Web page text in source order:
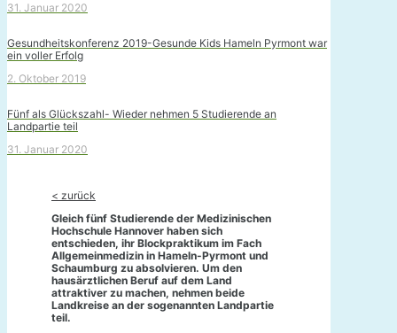
31. Januar 2020
Gesundheitskonferenz 2019-Gesunde Kids Hameln Pyrmont war
ein voller Erfolg
2. Oktober 2019
Fünf als Glückszahl- Wieder nehmen 5 Studierende an
Landpartie teil
31. Januar 2020
< zurück
Gleich fünf Studierende der Medizinischen
Hochschule Hannover haben sich
entschieden, ihr Blockpraktikum im Fach
Allgemeinmedizin in Hameln-Pyrmont und
Schaumburg zu absolvieren. Um den
hausärztlichen Beruf auf dem Land
attraktiver zu machen, nehmen beide
Landkreise an der sogenannten Landpartie
teil.